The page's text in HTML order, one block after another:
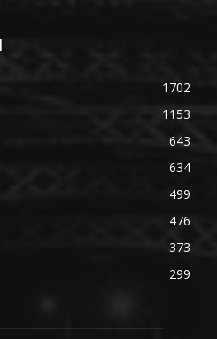
1702
1153
643
634
499
476
373
299